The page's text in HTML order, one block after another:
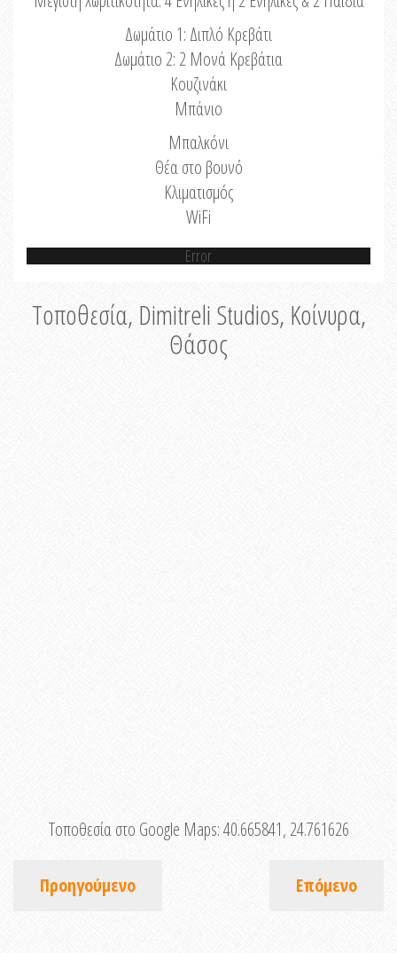
Δωμάτιο 1: Διπλό Κρεβάτι
Δωμάτιο 2: 2 Μονά Κρεβάτια
Κουζινάκι
Μπάνιο
Μπαλκόνι
Θέα στο βουνό
Κλιματισμός
WiFi
Error
Τοποθεσία, Dimitreli Studios, Κοίνυρα,
Θάσος
Τοποθεσία στο Google Maps:40.665841, 24.761626
Προηγούμενο Επόμενο